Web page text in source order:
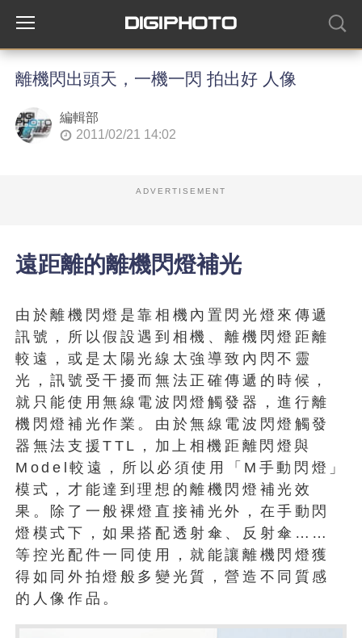
離機閃出頭天，一機一閃 拍出好 人像
編輯部
2011/02/21 14:02
ADVERTISEMENT
遠距離的離機閃燈補光
由於離機閃燈是靠相機內置閃光燈來傳遞
訊號，所以假設遇到相機、離機閃燈距離
較遠，或是太陽光線太強導致內閃不靈
光，訊號受干擾而無法正確傳遞的時候，
就只能使用無線電波閃燈觸發器，進行離
機閃燈補光作業。由於無線電波閃燈觸發
器無法支援TTL，加上相機距離閃燈與
Model較遠，所以必須使用「M手動閃燈」
模式，才能達到理想的離機閃燈補光效
果。除了一般裸燈直接補光外，在手動閃
燈模式下，如果搭配透射傘、反射傘……
等控光配件一同使用，就能讓離機閃燈獲
得如同外拍燈般多變光質，營造不同質感
的人像作品。